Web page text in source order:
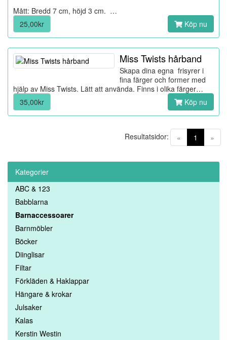
Mått: Bredd 7 cm, höjd 3 cm. …
25,00kr
Köp nu
Miss Twists hårband
Skapa dina egna frisyrer i
fina färger och former med
hjälp av Miss Twists. Lätt att använda. Finns i olika färger…
35,00kr
Köp nu
« 1 (current)
»
Resultatsidor:
Kategorier
ABC & 123
Babblarna
Barnaccessoarer
Barnmöbler
Böcker
Diinglisar
Filtar
Förkläden & Haklappar
Hängare & krokar
Julsaker
Kalas
Kerstin Westin